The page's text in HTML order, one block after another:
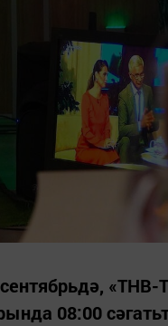
«ТНВ-
08:00